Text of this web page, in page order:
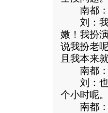
南都：
刘：我
嫩！我扮
说我扮老
且我本来
南都：
刘：也
个小时呢。
南都：